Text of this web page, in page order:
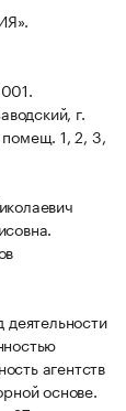
г.
помещ. 1, 2, 3,
агентств
основе.